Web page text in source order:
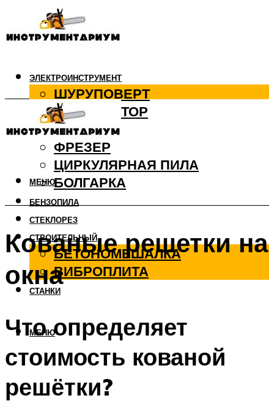
ЭЛЕКТРОИНСТРУМЕНТ
ШУРУПОВЕРТ
ПЕРФОРАТОР
ДРЕЛЬ
ФРЕЗЕР
ЦИРКУЛЯРНАЯ ПИЛА
БОЛГАРКА
БЕНЗОПИЛА
СТЕКЛОРЕЗ
СТРОИТЕЛЬНЫЙ
БЕТОНОМЕШАЛКА
ВИБРОПЛИТА
СТАНКИ
МЕНЮ
МЕНЮ
Кованые решетки на
окна
Что определяет
стоимость кованой
решётки?